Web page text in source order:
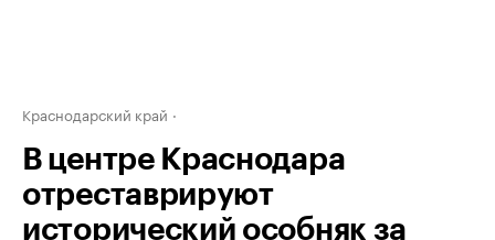
Краснодарский край
В центре Краснодара
отреставрируют
исторический особняк за